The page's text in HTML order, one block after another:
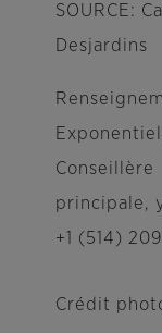
SOURCE:
Desjardins
Conseillère
principale,
+1 (514)
Crédit